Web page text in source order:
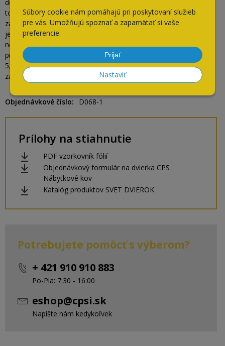
Súbory cookie nám pomáhajú pri poskytovaní služieb
pre vás. Umožňujú spoznať a zapamätať si vaše
preferencie.
Prijať
Nastaviť
do 3 pracovných dní od prevzatia tovaru a to iba v prípade, že
tovar ešte nie je odoberateľom upravovaný (navŕtané otvory na
závesy, na úchytky, prebalený a podobne). Po tomto termíne nie
je možné reklamovať viditeľné chyby, ktoré mohli byť spôsobené
nesprávnou manipuláciou – škrabance na dvierkach, obitý roh,
preliačiny na povrchu a pod.
5, Zmeny v objednávke je možné robiť len do 24 hodín od
zadania alebo potvrdenia objednávky.
Objednávkové číslo D068-1
Prílohy na stiahnutie
PDF vzorkovník fólií
Objednávkový formulár na dvierka CPS
Nábytkové kov
Katalóg produktov SVET DVIEROK
Potrebujete pomôcť s výberom?
+ 421 910 910 883
Po-Pia: 7:30 - 16:00
eshop@cpsi.sk
Napíšte nám kedykoľvek